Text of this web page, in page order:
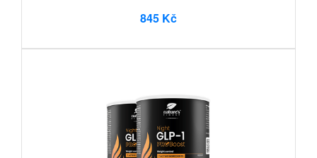
845 Kč